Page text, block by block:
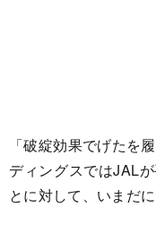
「破綻効果でげたを
ディングスではJAL
とに対して、いまだ